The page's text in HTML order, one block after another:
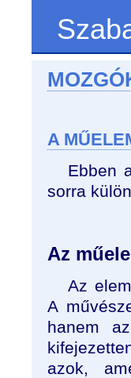
A
Ebben
sorra
Az
Az
A
hanem
azok,